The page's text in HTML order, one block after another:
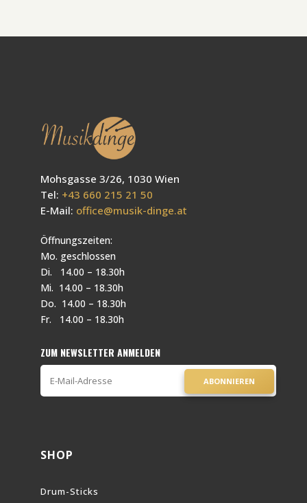
Mohsgasse 3/26, 1030 Wien
Tel: +43 660 215 21 50
E-Mail: office@musik-dinge.at
Öffnungszeiten:
Mo. geschlossen
Di. 14.00 – 18.30h
Mi. 14.00 – 18.30h
Do. 14.00 – 18.30h
Fr. 14.00 – 18.30h
ZUM NEWSLETTER ANMELDEN
ABONNIEREN
SHOP
Drum-Sticks